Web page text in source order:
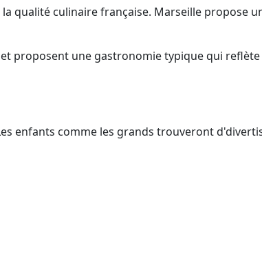
qualité culinaire française. Marseille propose
proposent une gastronomie typique qui
enfants comme les grands trouveront